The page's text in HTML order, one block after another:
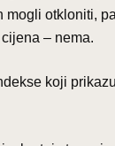
mogli otkloniti,
– nema.
koji